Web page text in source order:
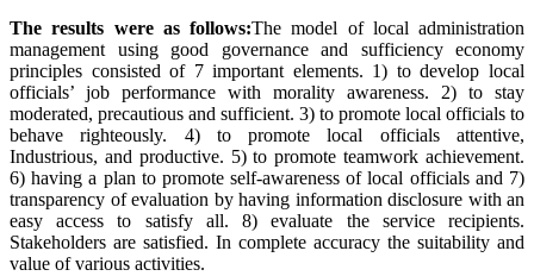
The results were as follows:The model of local administration
management using good governance and sufficiency economy
principles consisted of 7 important elements. 1) to develop local
officials’ job performance with morality awareness. 2) to stay
moderated, precautious and sufficient. 3) to promote local officials to
behave righteously. 4) to promote local officials attentive,
Industrious, and productive. 5) to promote teamwork achievement.
6) having a plan to promote self-awareness of local officials and 7)
transparency of evaluation by having information disclosure with an
easy access to satisfy all. 8) evaluate the service recipients.
Stakeholders are satisfied. In complete accuracy the suitability and
value of various activities.